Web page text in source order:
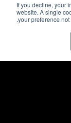
If you decline, your
website. A single
your preference not